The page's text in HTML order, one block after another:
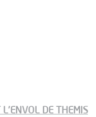
DE THEMIS